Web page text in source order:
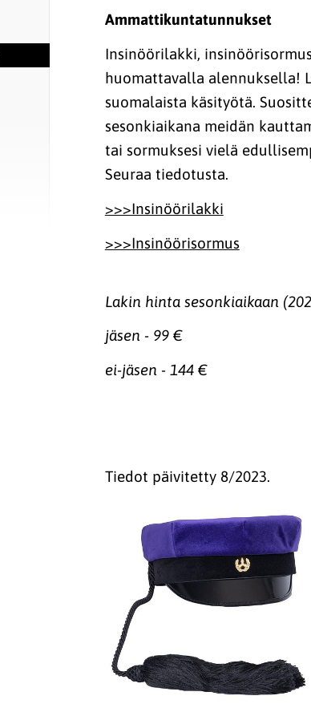
Ammattikuntatunnukset
Insinöörilakki,
huomattavalla alennuksella!
suomalaista käsityötä.
sesonkiaikana meidän
tai sormuksesi vielä
Seuraa tiedotusta.
>>>Insinöörilakki
>>>Insinöörisormus
Lakin hinta sesonkiaikaan
jäsen - 99 €
ei-jäsen - 144 €
Tiedot päivitetty 8/2023.